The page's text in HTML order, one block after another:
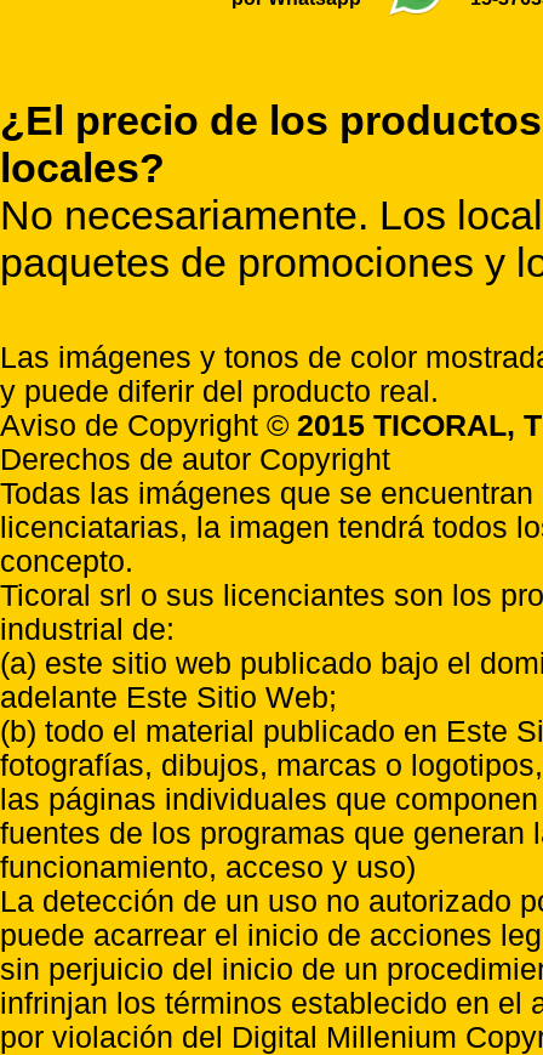
¿El precio de los
locales?
No necesariamente. Los
paquetes de promociones y
Las imágenes y tonos de color
y puede diferir del producto real.
Aviso de Copyright © 2015 TICORAL,
Derechos de autor Copyright
Todas las imágenes que se
licenciatarias, la imagen tendrá todos
concepto.
Ticoral srl o sus licenciantes son los
industrial de:
(a) este sitio web publicado bajo el
adelante Este Sitio Web;
(b) todo el material publicado en Este
fotografías, dibujos, marcas o
las páginas individuales que
fuentes de los programas que
funcionamiento, acceso y uso)
La detección de un uso no autorizado
puede acarrear el inicio de acciones
sin perjuicio del inicio de un
infrinjan los términos establecido en el
por violación del Digital Millenium